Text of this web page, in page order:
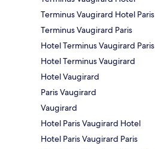
Terminus Vaugirard Hotel Paris
Terminus Vaugirard Paris
Hotel Terminus Vaugirard Paris
Hotel Terminus Vaugirard
Hotel Vaugirard
Paris Vaugirard
Vaugirard
Hotel Paris Vaugirard Hotel
Hotel Paris Vaugirard Paris